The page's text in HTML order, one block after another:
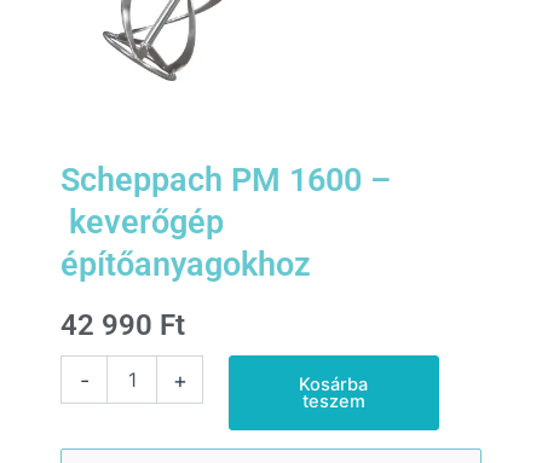
Scheppach PM 1600 –
keverőgép
építőanyagokhoz
42 990 Ft
- + Kosárba
teszem